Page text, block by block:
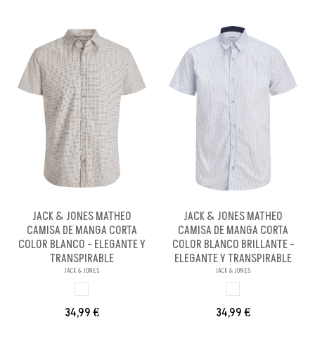
JACK & JONES MATHEO
CAMISA DE MANGA CORTA
COLOR BLANCO - ELEGANTE Y
TRANSPIRABLE
JACK & JONES
34,99 €
JACK & JONES MATHEO
CAMISA DE MANGA CORTA
COLOR BLANCO BRILLANTE -
ELEGANTE Y TRANSPIRABLE
JACK & JONES
34,99 €